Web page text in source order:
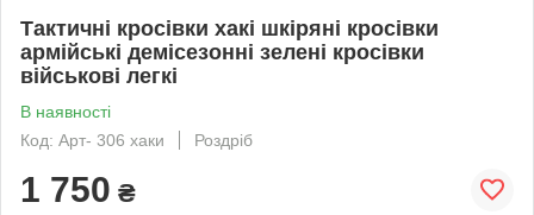
Тактичні кросівки хакі шкіряні кросівки
армійські демісезонні зелені кросівки
військові легкі
В наявності
Код: Арт- 306 хаки
Роздріб
1 750 ₴